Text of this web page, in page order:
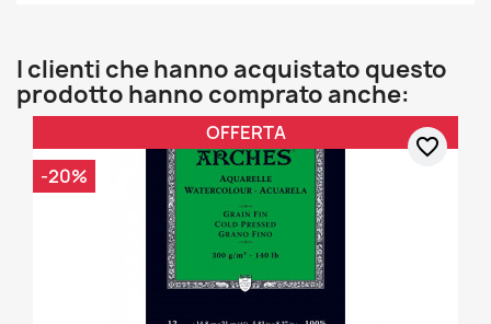
I clienti che hanno acquistato questo
prodotto hanno comprato anche:
OFFERTA
-20%
favorite_border